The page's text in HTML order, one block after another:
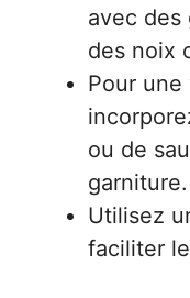
avec des
des noix
Pour une
ou de
garniture.
Utilisez
faciliter